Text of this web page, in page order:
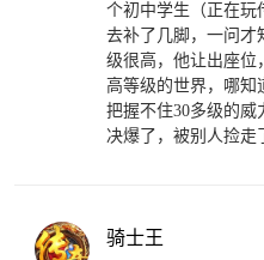
个初中学生（正在玩
去补了几脚，一问才
级很高，他让出座位
高等级的世界，哪知
把握不住30多级的
决爆了，被别人捡走
骑士王